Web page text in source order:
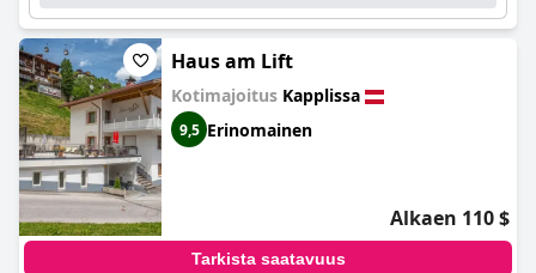
Haus am Lift
Kotimajoitus Kapplissa
9,5 Erinomainen
Alkaen 110 $
Tarkista saatavuus